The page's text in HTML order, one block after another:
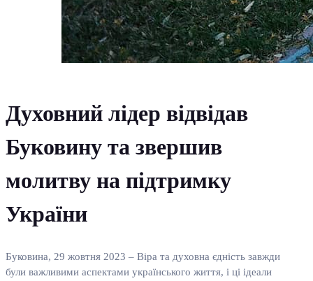
Духовний лідер відвідав
Буковину та звершив
молитву на підтримку
України
Буковина, 29 жовтня 2023 – Віра та духовна єдність завжди
були важливими аспектами українського життя, і ці ідеали